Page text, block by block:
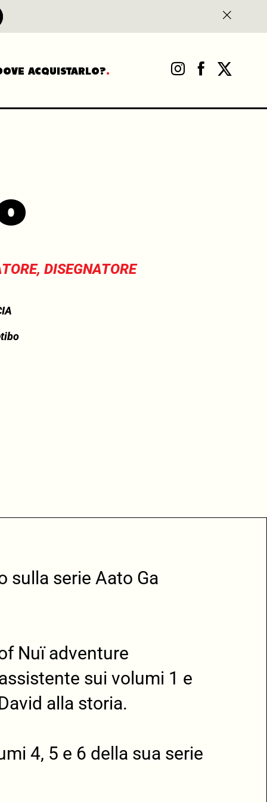
ACQUISTARLO?
DISEGNATORE
sulla serie Aato Ga
Nuï adventure
sui volumi 1 e
alla storia.
4, 5 e 6 della sua serie